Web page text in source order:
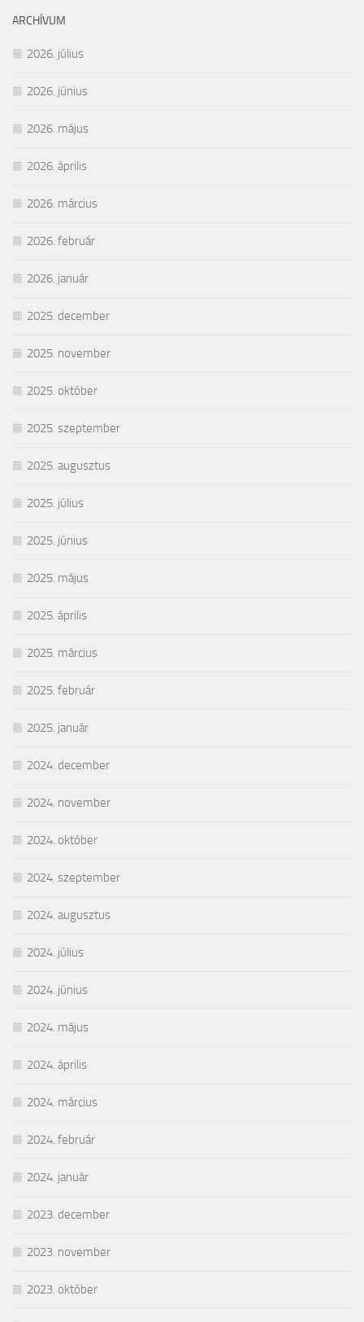
ARCHÍVUM
2026. július
2026. június
2026. május
2026. április
2026. március
2026. február
2026. január
2025. december
2025. november
2025. október
2025. szeptember
2025. augusztus
2025. július
2025. június
2025. május
2025. április
2025. március
2025. február
2025. január
2024. december
2024. november
2024. október
2024. szeptember
2024. augusztus
2024. július
2024. június
2024. május
2024. április
2024. március
2024. február
2024. január
2023. december
2023. november
2023. október